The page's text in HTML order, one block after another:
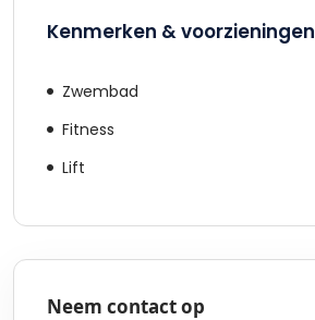
Kenmerken & voorzieningen
Zwembad
Fitness
Lift
Neem contact op